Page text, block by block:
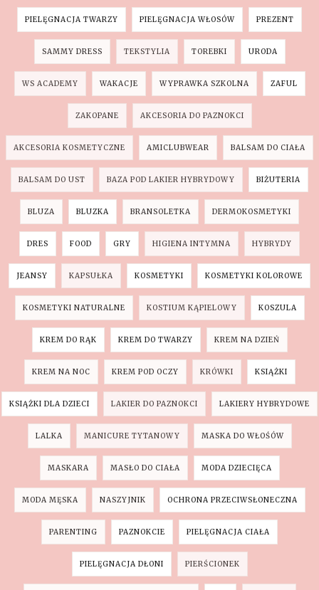
PIELĘGNACJA TWARZY PIELĘGNACJA WŁOSÓW PREZENT
SAMMY DRESS TEKSTYLIA TOREBKI URODA
WS ACADEMY WAKACJE WYPRAWKA SZKOLNA ZAFUL
ZAKOPANE AKCESORIA DO PAZNOKCI
AKCESORIA KOSMETYCZNE AMICLUBWEAR BALSAM DO CIAŁA
BALSAM DO UST BAZA POD LAKIER HYBRYDOWY BIŻUTERIA
BLUZA BLUZKA BRANSOLETKA DERMOKOSMETYKI
DRES FOOD GRY HIGIENA INTYMNA HYBRYDY
JEANSY KAPSUŁKA KOSMETYKI KOSMETYKI KOLOROWE
KOSMETYKI NATURALNE KOSTIUM KĄPIELOWY KOSZULA
KREM DO RĄK KREM DO TWARZY KREM NA DZIEŃ
KREM NA NOC KREM POD OCZY KRÓWKI KSIĄŻKI
KSIĄŻKI DLA DZIECI LAKIER DO PAZNOKCI LAKIERY HYBRYDOWE
LALKA MANICURE TYTANOWY MASKA DO WŁOŚÓW
MASKARA MASŁO DO CIAŁA MODA DZIECIĘCA
MODA MĘSKA NASZYJNIK OCHRONA PRZECIWSŁONECZNA
PARENTING PAZNOKCIE PIELĘGNACJA CIAŁA
PIELĘGNACJA DŁONI PIERŚCIONEK